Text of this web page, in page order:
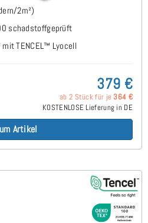
2m²)
schadstoffgeprüft
TENCEL™ Lyocell
379 €
ab 2 Stück für je 364 €
KOSTENLOSE Lieferung in DE
Artikel